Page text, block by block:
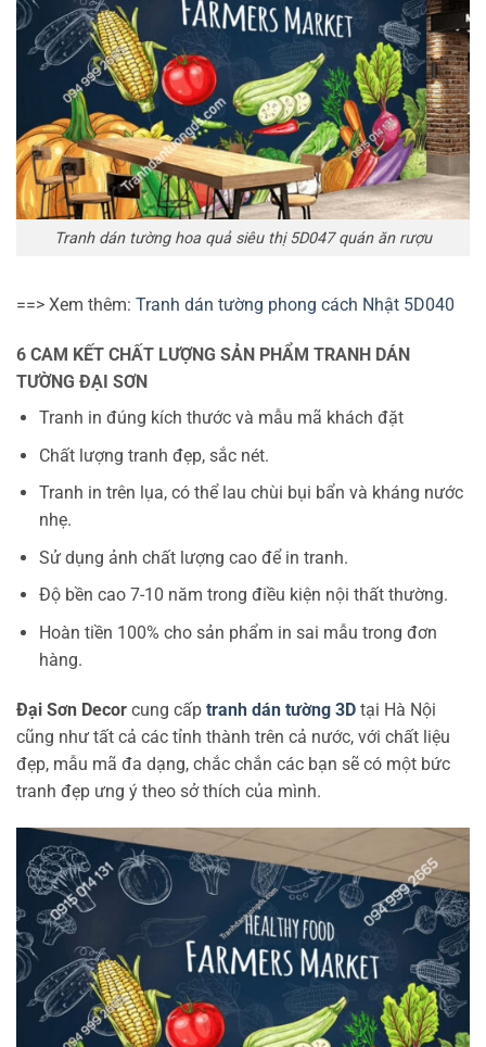
Tranh dán tường hoa quả siêu thị 5D047 quán ăn rượu
==> Xem thêm: Tranh dán tường phong cách Nhật 5D040
6 CAM KẾT CHẤT LƯỢNG SẢN PHẨM TRANH DÁN
TƯỜNG ĐẠI SƠN
Tranh in đúng kích thước và mẫu mã khách đặt
Chất lượng tranh đẹp, sắc nét.
Tranh in trên lụa, có thể lau chùi bụi bẩn và kháng nước
nhẹ.
Sử dụng ảnh chất lượng cao để in tranh.
Độ bền cao 7-10 năm trong điều kiện nội thất thường.
Hoàn tiền 100% cho sản phẩm in sai mẫu trong đơn
hàng.
Đại Sơn Decor cung cấp tranh dán tường 3D tại Hà Nội
cũng như tất cả các tỉnh thành trên cả nước, với chất liệu
đẹp, mẫu mã đa dạng, chắc chắn các bạn sẽ có một bức
tranh đẹp ưng ý theo sở thích của mình.